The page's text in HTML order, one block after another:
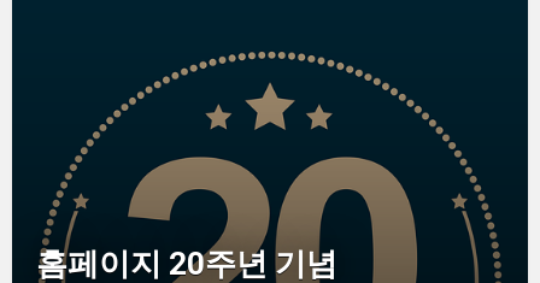
홈페이지 20주년 기념